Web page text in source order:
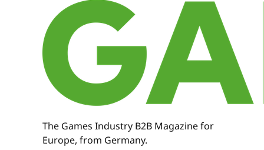
The Games Industry B2B Magazine for
Europe, from Germany.